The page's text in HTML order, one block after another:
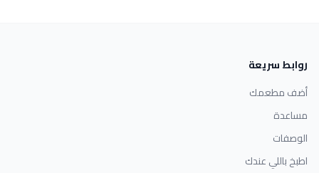
روابط سريعة
أضف مطعمك
مساعدة
الوصفات
اطبخ باللي عندك